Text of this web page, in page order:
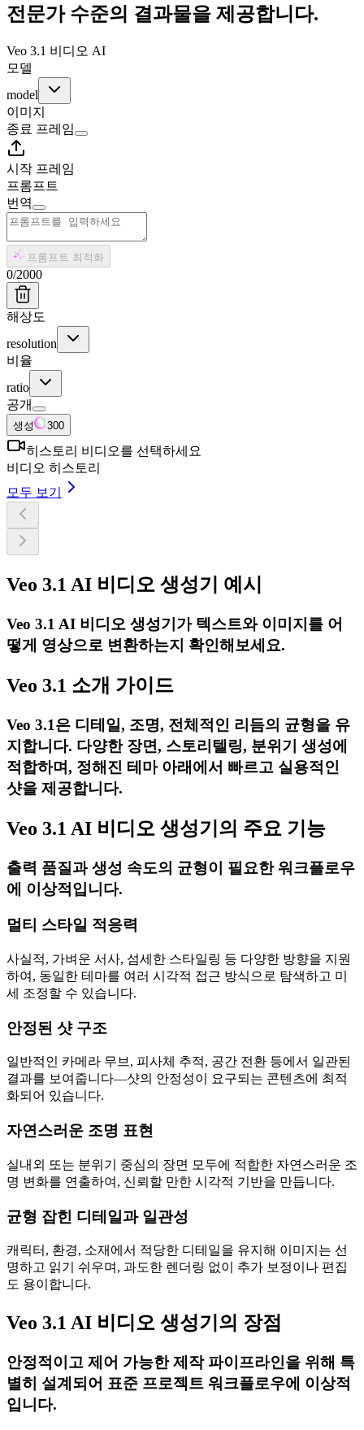
전문가 수준의 결과물을 제공합니다.
Veo 3.1 비디오 AI
모델
model
이미지
종료 프레임
시작 프레임
프롬프트
번역
프롬프트 최적화
0/2000
해상도
resolution
비율
ratio
공개
생성 300
히스토리 비디오를 선택하세요
비디오 히스토리
모두 보기
Veo 3.1 AI 비디오 생성기 예시
Veo 3.1 AI 비디오 생성기가 텍스트와 이미지를 어
떻게 영상으로 변환하는지 확인해보세요.
Veo 3.1 소개 가이드
Veo 3.1은 디테일, 조명, 전체적인 리듬의 균형을 유
지합니다. 다양한 장면, 스토리텔링, 분위기 생성에
적합하며, 정해진 테마 아래에서 빠르고 실용적인
샷을 제공합니다.
Veo 3.1 AI 비디오 생성기의 주요 기능
출력 품질과 생성 속도의 균형이 필요한 워크플로우
에 이상적입니다.
멀티 스타일 적응력
사실적, 가벼운 서사, 섬세한 스타일링 등 다양한 방향을 지원
하여, 동일한 테마를 여러 시각적 접근 방식으로 탐색하고 미
세 조정할 수 있습니다.
안정된 샷 구조
일반적인 카메라 무브, 피사체 추적, 공간 전환 등에서 일관된
결과를 보여줍니다—샷의 안정성이 요구되는 콘텐츠에 최적
화되어 있습니다.
자연스러운 조명 표현
실내외 또는 분위기 중심의 장면 모두에 적합한 자연스러운 조
명 변화를 연출하여, 신뢰할 만한 시각적 기반을 만듭니다.
균형 잡힌 디테일과 일관성
캐릭터, 환경, 소재에서 적당한 디테일을 유지해 이미지는 선
명하고 읽기 쉬우며, 과도한 렌더링 없이 추가 보정이나 편집
도 용이합니다.
Veo 3.1 AI 비디오 생성기의 장점
안정적이고 제어 가능한 제작 파이프라인을 위해 특
별히 설계되어 표준 프로젝트 워크플로우에 이상적
입니다.